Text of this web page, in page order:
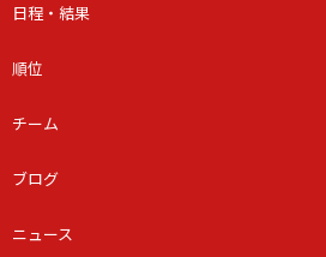
日程・結果
順位
チーム
ブログ
ニュース